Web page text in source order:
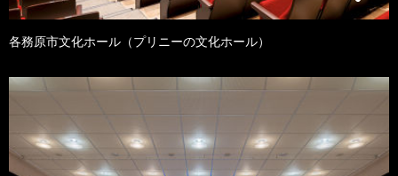
各務原市文化ホール（プリニーの文化ホール）